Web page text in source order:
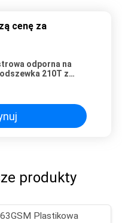
cenę za
odporna na
210T z
produkty
Plastikowa